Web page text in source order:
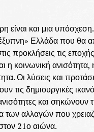
είναι και μια
Ελλάδα που θα
προκλήσεις τις
η κοινωνική ανισότητα,
Οι λύσεις και
τις δημιουργικές
και σηκώνουν
των αλλαγών που
21ο αιώνα.